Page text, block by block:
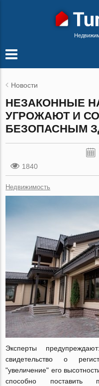
Новости
НЕЗАКОННЫЕ
УГРОЖАЮТ И
БЕЗОПАСНЫМ
1840
Недвижимость
Эксперты
свидетельство о
"увеличение" его
способно поставить